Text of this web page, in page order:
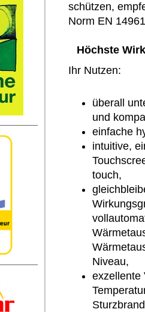
schützen,
Norm EN
Höchste
Ihr Nutzen:
überall
und
einfache
intuitive,
touch,
Niveau,
exzellente